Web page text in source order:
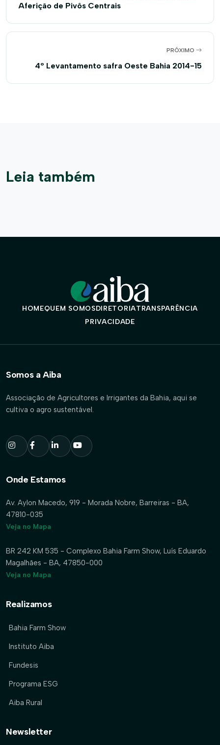
Aferição de Pivôs Centrais
PRÓXIMO
4º Levantamento safra Oeste Bahia 2014-15
Leia também
HOMEQUEM SOMOSDIRETORIATRANSPARÊNCIA
PRIVACIDADE
Somos a Aiba
Associação de Agricultores e Irrigantes da Bahia, aqui se
cultiva o agro sustentável.
Onde Estamos
Av. Aylon Macedo, 919 - Morada Nobre, Barreiras - BA,
47810-035
Veja no Mapa
BR 242 KM 535 - Complexo Bahia Farm Show, Luís Eduardo
Magalhães - BA, 47850-000
Veja no Mapa
Realizamos
Bahia Farm Show
Instituto Aiba
Fundesis
Programa ESG
Aiba Rural
Newsletter